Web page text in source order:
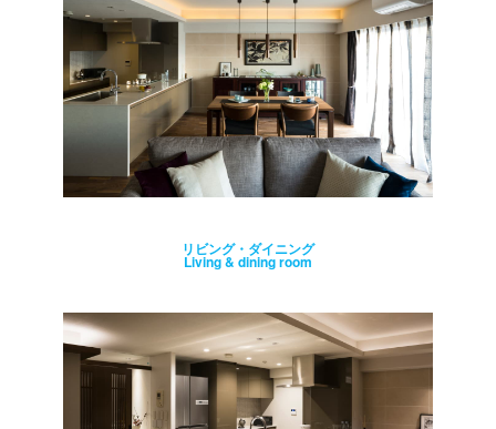
リビング・ダイニング
Living & dining room